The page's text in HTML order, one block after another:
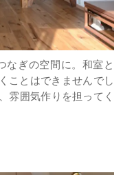
なぎの空間に。和室と
ことはできませんでし
雰囲気作りを担ってく